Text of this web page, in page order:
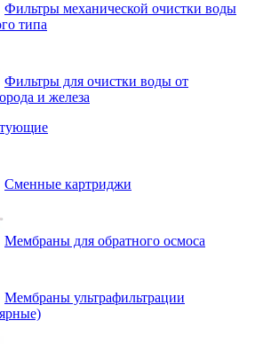
Фильтры механической очистки воды
типа
Фильтры для очистки воды от
и железа
Сменные картриджи
Мембраны для обратного осмоса
Мембраны ультрафильтрации